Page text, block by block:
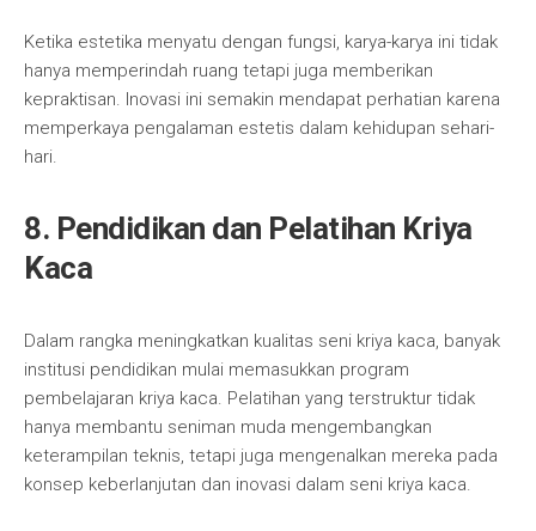
Ketika estetika menyatu dengan fungsi, karya-karya ini tidak
hanya memperindah ruang tetapi juga memberikan
kepraktisan. Inovasi ini semakin mendapat perhatian karena
memperkaya pengalaman estetis dalam kehidupan sehari-
hari.
8. Pendidikan dan Pelatihan Kriya
Kaca
Dalam rangka meningkatkan kualitas seni kriya kaca, banyak
institusi pendidikan mulai memasukkan program
pembelajaran kriya kaca. Pelatihan yang terstruktur tidak
hanya membantu seniman muda mengembangkan
keterampilan teknis, tetapi juga mengenalkan mereka pada
konsep keberlanjutan dan inovasi dalam seni kriya kaca.